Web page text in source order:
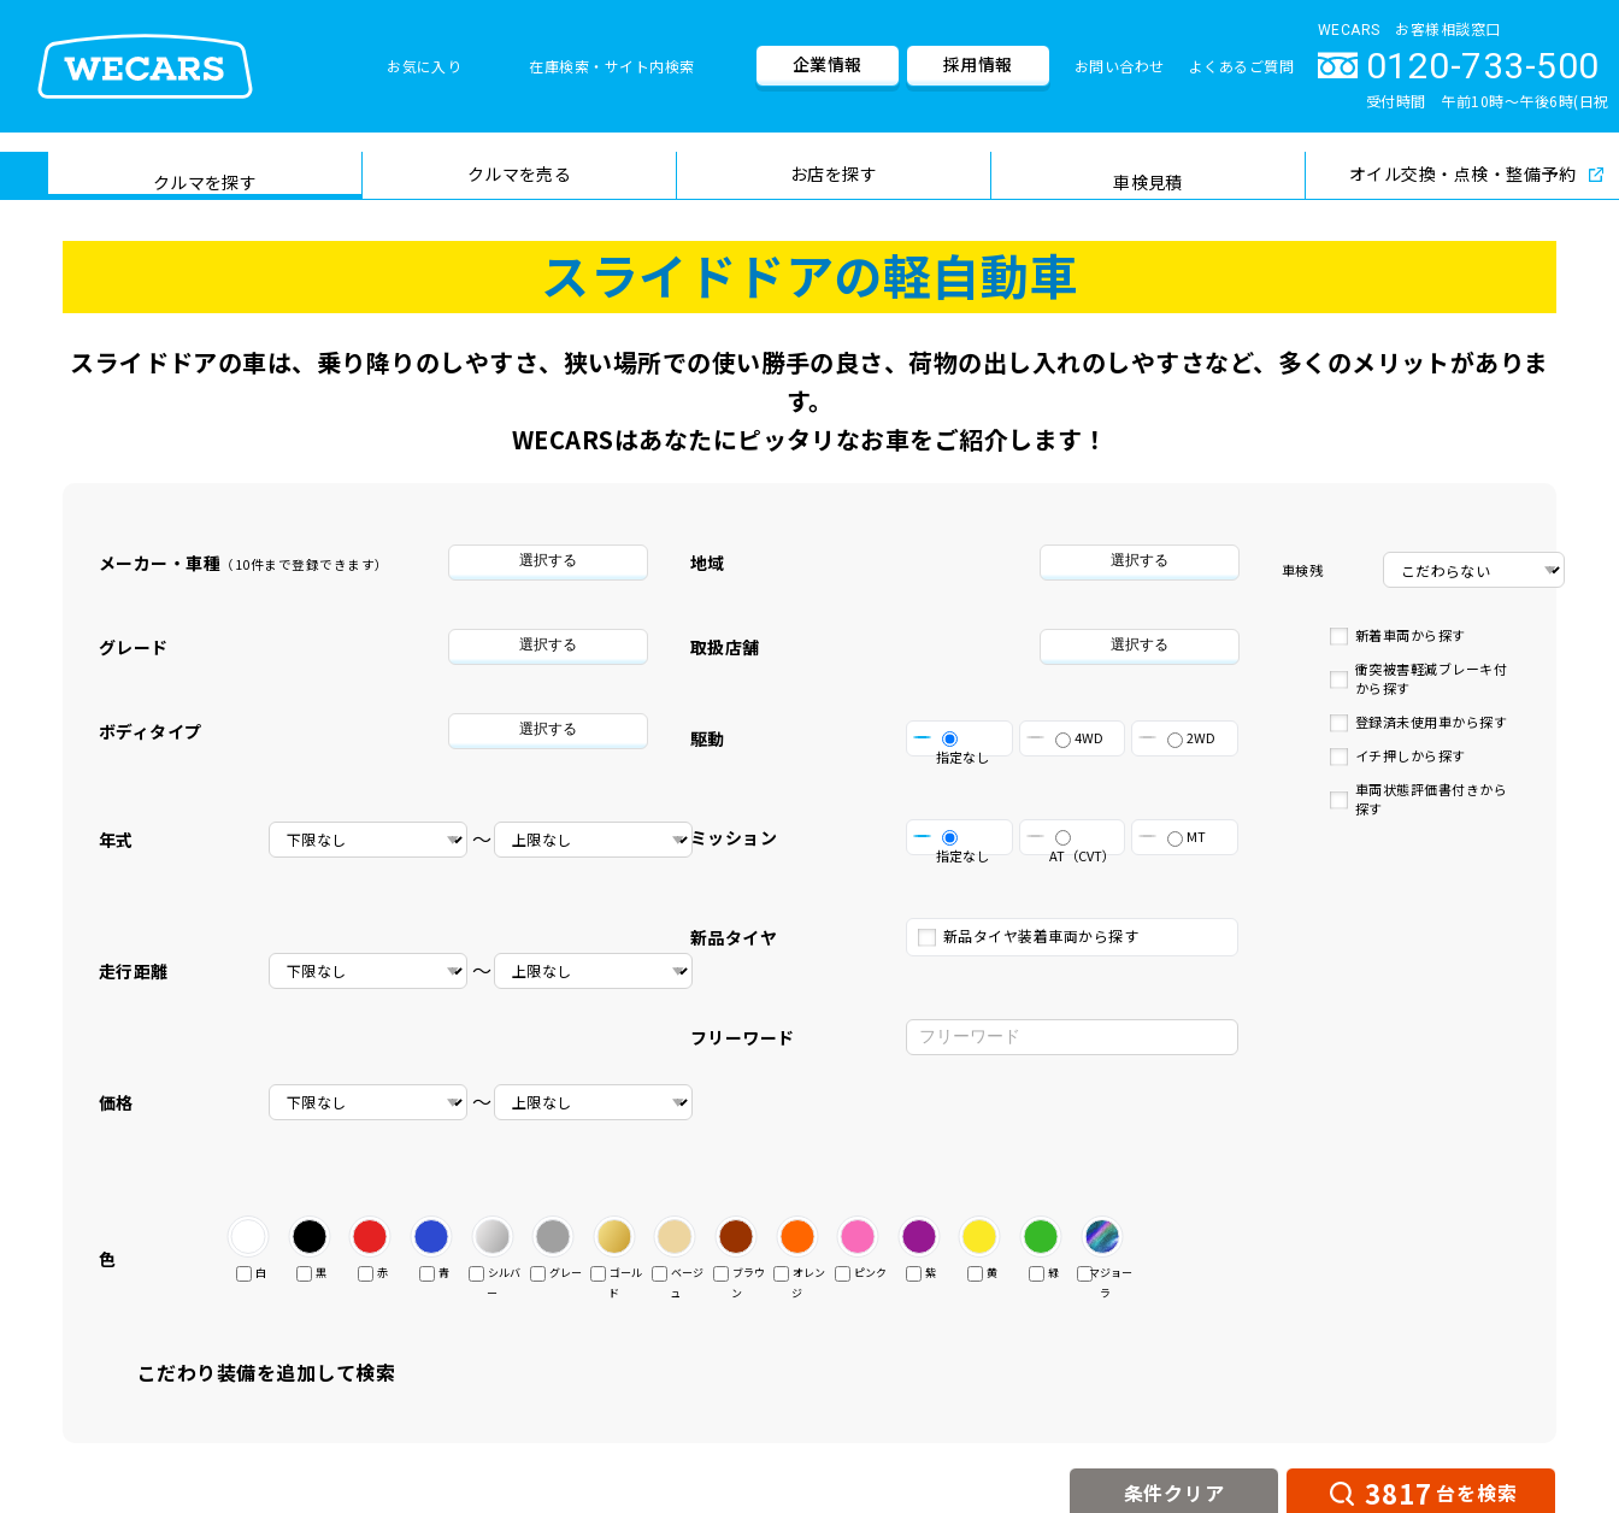
お気に入り 在庫検索・サイト内検索
在庫検索
サイト内検
索
検索
企業情報 採用情報 お問い合わせ よくあるご質問
WECARS お客様相談窓口
0120-733-500
受付時間 午前10時〜午後6時(日祝
クルマを探す クルマを売る お店を探す 車検見積
車検料金・メニュー 品質管理とサポート体制
オイル交換・点検・整備予約
スライドドアの軽自動車
スライドドアの車は、乗り降りのしやすさ、狭い場所での使い勝手の良さ、荷物の出し入れのしやすさなど、多くのメリットがありま
す。
WECARSはあなたにピッタリなお車をご紹介します！
メーカー・車種 （10件まで登録できます） 選択する
グレード 選択する
ボディタイプ 選択する
年式 〜
走行距離 〜
価格 〜
地域 選択する
取扱店舗 選択する
駆動
指定なし
4WD 2WD
ミッション
指定なし AT（CVT）
MT
新品タイヤ 新品タイヤ装着車両から探す
フリーワード
車検残
新着車両から探す
衝突被害軽減ブレーキ付
から探す
登録済未使用車から探す
イチ押しから探す
車両状態評価書付きから
探す
色
白 黒 赤 青
シルバ
ー
グレー
ゴール
ド
ベージ
ュ
ブラウ
ン
オレン
ジ
ピンク 紫 黄 緑
マジョー
ラ
こだわり装備を追加して検索
条件クリア 3817 台を検索